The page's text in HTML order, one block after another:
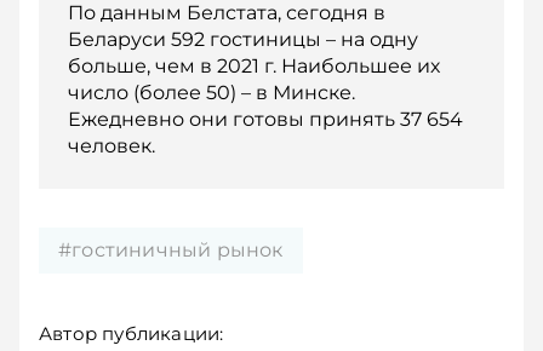
По данным Белстата, сегодня в
Беларуси 592 гостиницы – на одну
больше, чем в 2021 г. Наибольшее их
число (более 50) – в Минске.
Ежедневно они готовы принять 37 654
человек.
#гостиничный рынок
Автор публикации: